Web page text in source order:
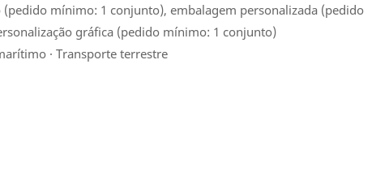
mínimo: 1 conjunto), embalagem personalizada (pedido
gráfica (pedido mínimo: 1 conjunto)
· Transporte terrestre